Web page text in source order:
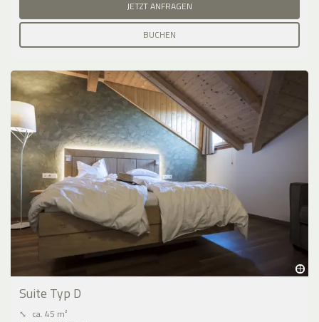
JETZT ANFRAGEN
BUCHEN
Suite Typ D
⤡ ca. 45 m²